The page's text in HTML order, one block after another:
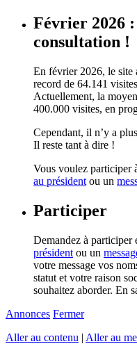
Février 2026
consultation !
En février 2026, le site
record de 64.141
Actuellement, la
400.000 visites, en
Cependant, il n’y a
Il reste tant à dire !
Vous voulez participer
au président ou un
Participer
Demandez à participer
président ou un
votre message vos
statut et votre raison
souhaitez aborder. En
Annonces Fermer
Aller au contenu | Aller au